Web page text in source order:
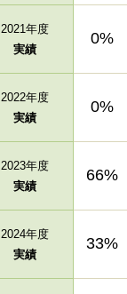
2021年度
実績
0%
2022年度
実績
0%
2023年度
実績
66%
2024年度
実績
33%